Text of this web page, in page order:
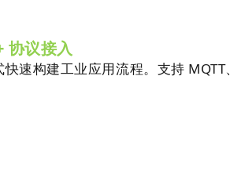
协议接入
速构建工业应用流程。支持